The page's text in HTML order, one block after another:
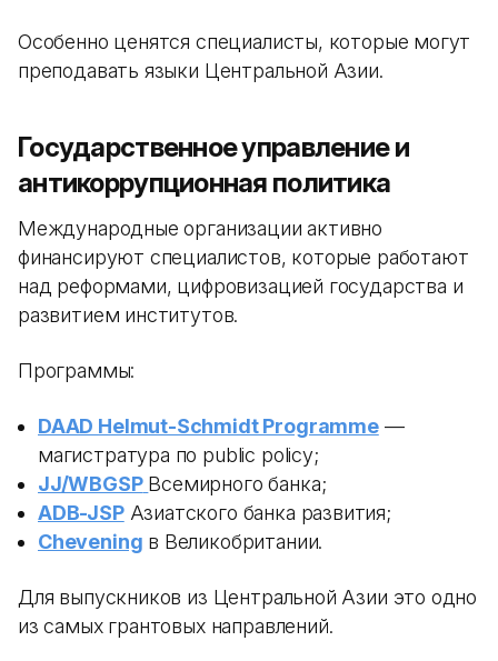
Особенно ценятся специалисты, которые могут
преподавать языки Центральной Азии.
Государственное управление и
антикоррупционная политика
Международные организации активно
финансируют специалистов, которые работают
над реформами, цифровизацией государства и
развитием институтов.
Программы:
DAAD Helmut-Schmidt Programme—
магистратура по public policy;
JJ/WBGSP Всемирного банка;
ADB-JSPАзиатского банка развития;
Chevening в Великобритании.
Для выпускников из Центральной Азии это одно
из самых грантовых направлений.